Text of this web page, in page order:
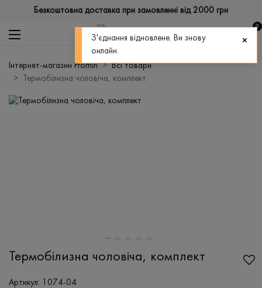
Безкоштовна доставка при замовленні від 2000 грн
0
Інтернет-магазин Promin
Всі товари
Термобілизна чоловіча, комплект
Термобілизна чоловіча, комплект
Артикул: 1074-04
З'єднання відновлене. Ви знову
онлайн.